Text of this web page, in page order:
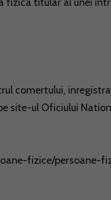
comertului,
site-ul Oficiului
fizice/persoane-